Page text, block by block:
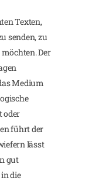
Texten,
senden, zu
Der
Medium
oder
führt der
lässt
gut
die